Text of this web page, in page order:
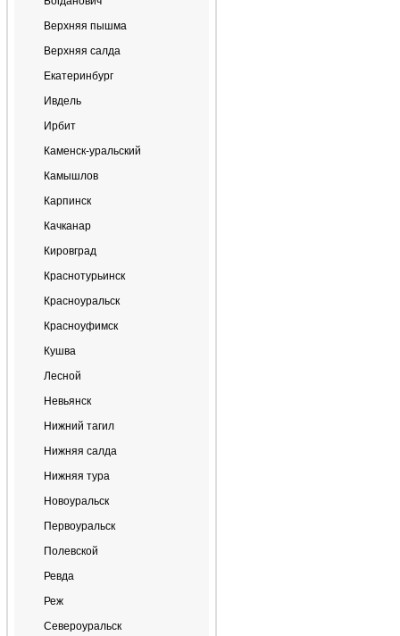
Верхняя пышма
Верхняя салда
Екатеринбург
Ивдель
Ирбит
Каменск-уральский
Камышлов
Карпинск
Качканар
Кировград
Краснотурьинск
Красноуральск
Красноуфимск
Кушва
Лесной
Невьянск
Нижний тагил
Нижняя салда
Нижняя тура
Новоуральск
Первоуральск
Полевской
Ревда
Реж
Североуральск